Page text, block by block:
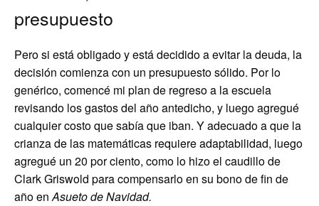
presupuesto
Pero si está obligado y está decidido a evitar la deuda, la
decisión comienza con un presupuesto sólido. Por lo
genérico, comencé mi plan de regreso a la escuela
revisando los gastos del año antedicho, y luego agregué
cualquier costo que sabía que iban. Y adecuado a que la
crianza de las matemáticas requiere adaptabilidad, luego
agregué un 20 por ciento, como lo hizo el caudillo de
Clark Griswold para compensarlo en su bono de fin de
año enAsueto de Navidad.